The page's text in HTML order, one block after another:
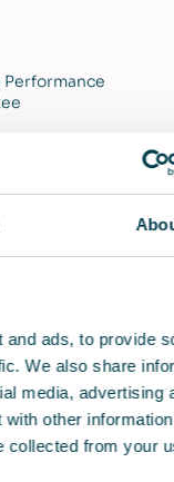
ads, to provide
We also share
media, advertising
other
collected from your
Lösung